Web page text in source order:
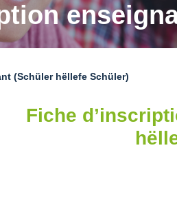
(Schüler hëllefe Schüler)
Fiche